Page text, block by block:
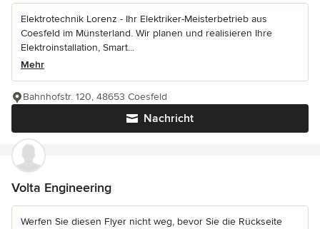
Elektrotechnik Lorenz - Ihr Elektriker-Meisterbetrieb aus
Coesfeld im Münsterland. Wir planen und realisieren Ihre
Elektroinstallation, Smart...
Mehr
Nachricht
Bahnhofstr. 120, 48653 Coesfeld
Volta Engineering
Werfen Sie diesen Flyer nicht weg, bevor Sie die Rückseite